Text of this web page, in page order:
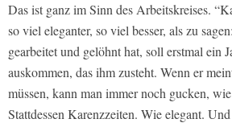
Das ist ganz im Sinn des Arbeitskreises.
so viel eleganter, so viel besser, als zu
gearbeitet und gelöhnt hat, soll erstmal ein
auskommen, das ihm zusteht. Wenn er
müssen, kann man immer noch gucken,
Stattdessen Karenzzeiten. Wie elegant.